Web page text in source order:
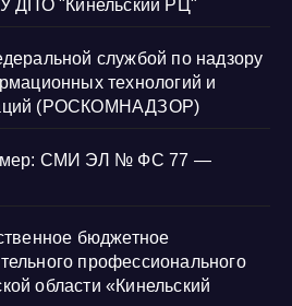
ДПО "Кинельский РЦ"
службой по надзору
технологий и
(РОСКОМНАДЗОР)
СМИ ЭЛ № ФС 77 —
бюджетное
профессионального
области «Кинельский